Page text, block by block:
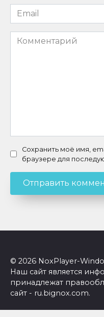
Email
*
Комментарий
Сохранить моё имя,
браузере для
© 2026 NoxPlayer-
Наш сайт является
принадлежат
сайт - ru.bignox.com.